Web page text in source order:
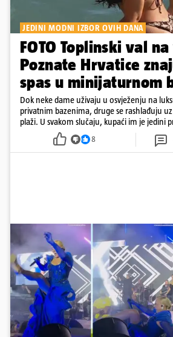
JEDINI MODNI IZBOR OVIH DANA
FOTO Toplinski val
Poznate Hrvatice
spas u minijaturnom
Dok neke dame uživaju u osvježenju na
privatnim bazenima, druge se rashlađuju
plaži. U svakom slučaju, kupaći im je jedini
8